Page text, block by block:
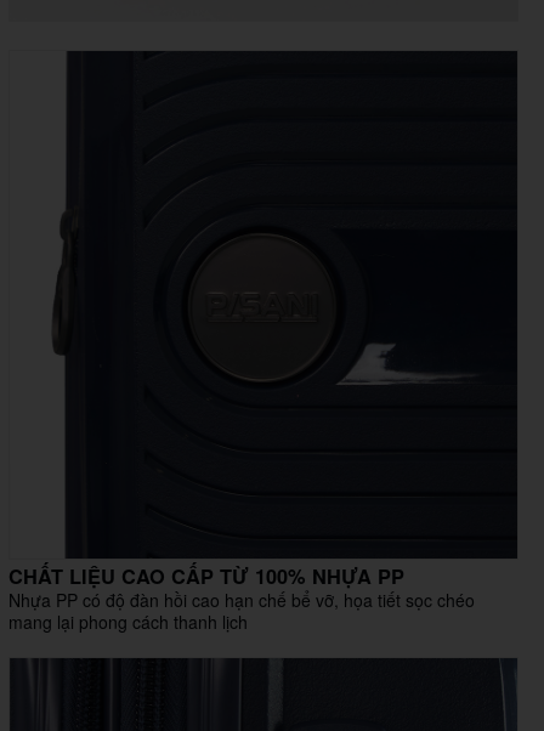
CHẤT LIỆU CAO CẤP TỪ 100% NHỰA PP
Nhựa PP có độ đàn hồi cao hạn chế bể vỡ, họa tiết sọc chéo
mang lại phong cách thanh lịch